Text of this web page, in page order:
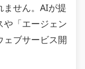
ません。AIが提
や「エージェン
ェブサービス開